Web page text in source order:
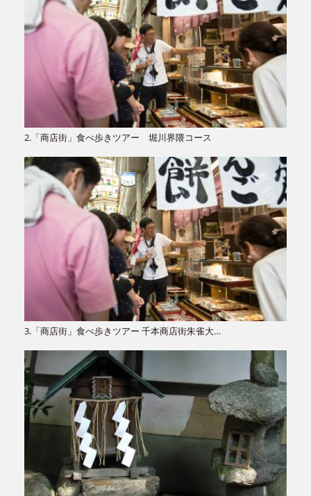
2.「商店街」食べ歩きツアー 堀川界隈コース
3.「商店街」食べ歩きツアー 千本商店街朱雀大…